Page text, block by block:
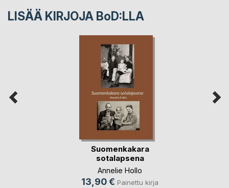
LISÄÄ KIRJOJA BoD:LLA
Suomenkakara
sotalapsena
Annelie Hollo
13,90 € Painettu kirja